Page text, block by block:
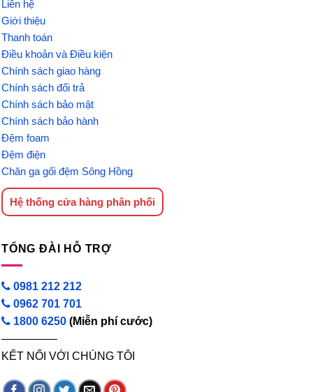
Liên hệ
Giới thiệu
Thanh toán
Điều khoản và Điều kiện
Chính sách giao hàng
Chính sách đổi trả
Chính sách bảo mật
Chính sách bảo hành
Đệm foam
Đệm điện
Chăn ga gối đệm Sông Hồng
Hệ thống cửa hàng phân phối
TỔNG ĐÀI HỖ TRỢ
0981 212 212
0962 701 701
1800 6250 (Miễn phí cước)
—————
KẾT NỐI VỚI CHÚNG TÔI